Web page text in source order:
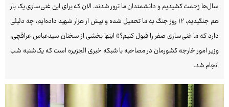
سال‌ها زحمت کشیدیم و دانشمندان ما ترور شدند. الان که برای این غنی‌سازی یک بار
هم جنگیدیم، ۱۲ روز جنگ به ما تحمیل شده و بیش از هزار شهید داده‌ایم، چه دلیلی
دارد که ما غنی‌سازی صفر را قبول کنیم؟» اینها بخشی از سخنان سیدعباس عراقچی،
وزیر امور خارجه کشورمان در مصاحبه با شبکه خبری الجزیره است که یک‌شنبه شب
انجام شد.